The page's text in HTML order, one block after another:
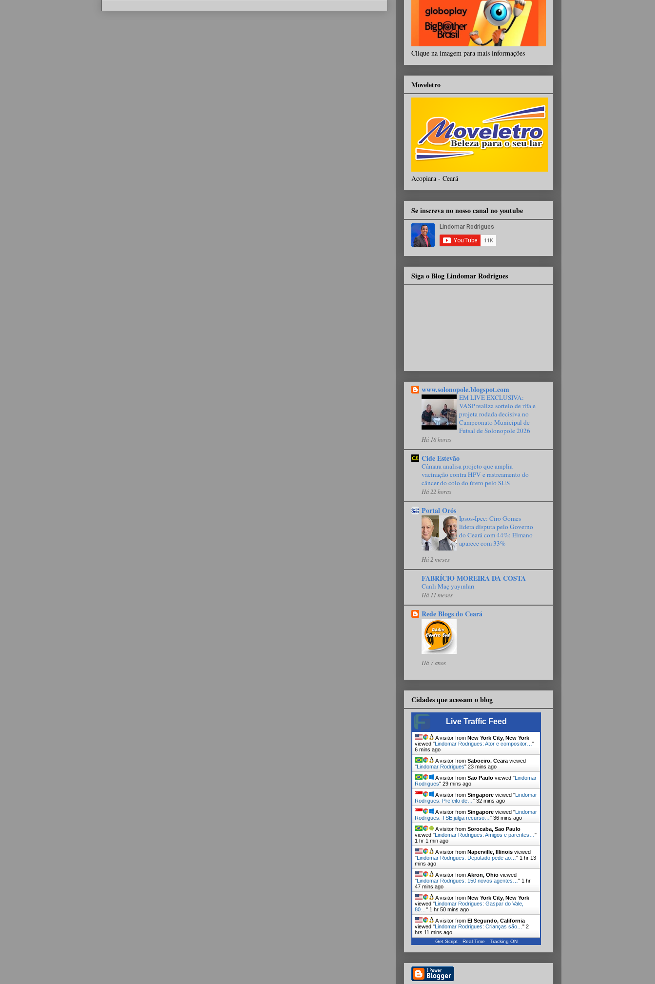
Clique na imagem para mais informações
Moveletro
Acopiara - Ceará
Se inscreva no nosso canal no youtube
Siga o Blog Lindomar Rodrigues
www.solonopole.blogspot.com
EM LIVE EXCLUSIVA:
VASP realiza sorteio de rifa e
projeta rodada decisiva no
Campeonato Municipal de
Futsal de Solonopole 2026
Há 18 horas
Cide Estevão
Câmara analisa projeto que amplia
vacinação contra HPV e rastreamento do
câncer do colo do útero pelo SUS
Há 22 horas
Portal Orós
Ipsos-Ipec: Ciro Gomes
lidera disputa pelo Governo
do Ceará com 44%; Elmano
aparece com 33%
Há 2 meses
FABRÍCIO MOREIRA DA COSTA
Canlı Maç yayınları
Há 11 meses
Rede Blogs do Ceará
Há 7 anos
Cidades que acessam o blog
Live Traffic Feed
A visitor from New York City, New York
viewed " Lindomar Rodrigues: Ator e compositor… "
6 mins ago
A visitor from Saboeiro, Ceara viewed
" Lindomar Rodrigues" 23 mins ago
A visitor from Sao Paulo viewed " Lindomar
Rodrigues" 29 mins ago
A visitor from Singapore viewed " Lindomar
Rodrigues: Prefeito de… " 32 mins ago
A visitor from Singapore viewed " Lindomar
Rodrigues: TSE julga recurso… " 36 mins ago
A visitor from Sorocaba, Sao Paulo
viewed " Lindomar Rodrigues: Amigos e parentes… "
1 hr 1 min ago
A visitor from Naperville, Illinois viewed
" Lindomar Rodrigues: Deputado pede ao… " 1 hr 13
mins ago
A visitor from Akron, Ohio viewed
" Lindomar Rodrigues: 150 novos agentes… " 1 hr
47 mins ago
A visitor from New York City, New York
viewed " Lindomar Rodrigues: Gaspar do Vale,
80… " 1 hr 50 mins ago
A visitor from El Segundo, California
viewed " Lindomar Rodrigues: Crianças são… " 2
hrs 11 mins ago
Get Script Real Time Tracking ON